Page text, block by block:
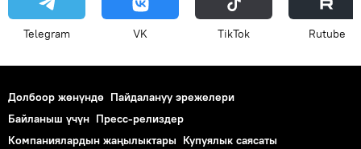
Telegram VK ТikТоk Rutube
Долбоор жөнүндө Пайдалануу эрежелери
Байланыш үчүн Пресс-релиздер
Компаниялардын жаңылыктары Купуялык саясаты